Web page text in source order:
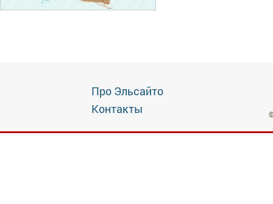
Про Эльсайто
Контакты